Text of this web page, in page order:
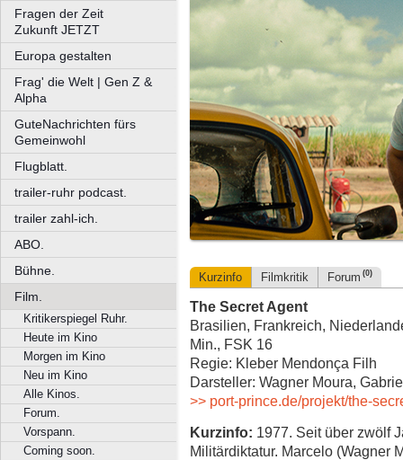
Fragen der Zeit
Zukunft JETZT
Europa gestalten
Frag' die Welt | Gen Z &
Alpha
GuteNachrichten fürs
Gemeinwohl
Flugblatt.
trailer-ruhr podcast.
trailer zahl-ich.
ABO.
Bühne.
Film.
Kritikerspiegel Ruhr.
Heute im Kino
Morgen im Kino
Neu im Kino
Alle Kinos.
Forum.
Vorspann.
Coming soon.
Kurzinfo Filmkritik Forum (0)
The Secret Agent
Brasilien, Frankreich,
Min., FSK 16
Regie: Kleber Mendonça Filh
Darsteller: Wagner Moura,
>> port-prince.de/projekt/the-
Kurzinfo: 1977. Seit über zwölf
Militärdiktatur. Marcelo (Wagner